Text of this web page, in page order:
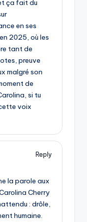
ça fait du
en ses
2025, où les
tant de
preuve
malgré son
de
si tu
voix
Reply
la parole aux
Cherry
: drôle,
humaine.